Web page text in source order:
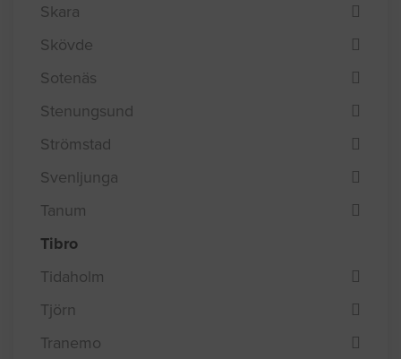
Skara
Skövde
Sotenäs
Stenungsund
Strömstad
Svenljunga
Tanum
Tibro
Tidaholm
Tjörn
Tranemo